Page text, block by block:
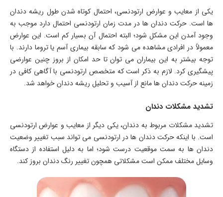
یکی از معایب و عوارض ارتودنسی، احتمال کوتاه شدن طول ریشه دندان
ها است. حرکت دندان ها در مدت زمان ارتودنسی احتمال دارد موجب به
وجود آمدن این مشکل شود؛ البته احتمال آن بسیار کم است. این عوارض
معمولاً در افرادی مشاهده می شود که سابقه بیماری آسم یا تروما دارند. با
توجه بیشتر به این بیماران می توان تا حد امکان از بروز چنین عوارضی
پیشگیری کرد. لازم به ذکر است که متخصص ارتودنسی با آگاهی کافی در
زمینه حرکت دندان ها مانع از آسیب و تحلیل ریشه دندان خواهد شد.
تشدید مشکلات دندان
تشدید مشکلات مربوط به دندان، یکی دیگر از معایب و عوارض ارتودنسی
است. با اینکه حرکت دندان ها در ارتودنسی می تواند سبب تغییر وضعیت
دندان ها به سمت موقعیت درست شود؛ اما به دلیل استفاده از دستگاه
وسایل مختلف ممکن است مشکلاتی همچون تغییر رنگ دندان بروز کند.